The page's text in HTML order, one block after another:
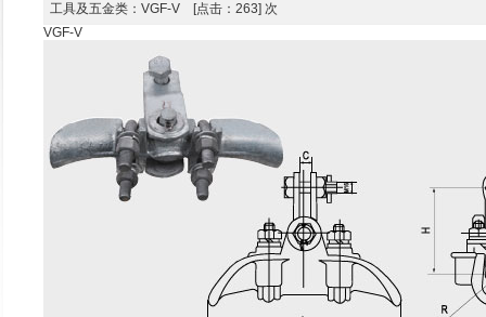
工具及五金类 ：VGF-V [点击：263] 次
VGF-V